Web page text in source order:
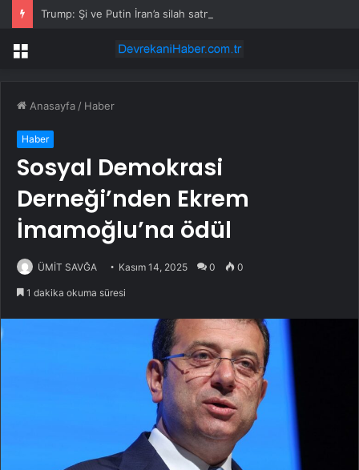
Trump: Şi ve Putin İran’a silah satmayacaklarını söyledi
Menü
Anasayfa / Haber
Haber
Sosyal Demokrasi
Derneği’nden Ekrem
İmamoğlu’na ödül
ÜMİT SAVĞA Kasım 14, 2025 0 0
1 dakika okuma süresi